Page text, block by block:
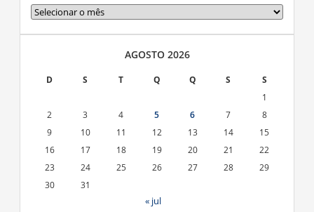
Edições
por
data
AGOSTO 2026
D S T Q Q S
S
1
2
3 4 5 6 7
8
9
10 11 12 13 14
15
16
17 18 19 20 21
22
23
24 25 26 27 28
29
30
31
« jul